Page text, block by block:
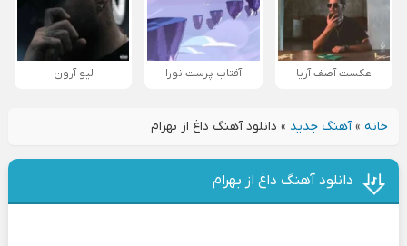
عکست آصف آریا آفتاب پرست نورا لیو آرون
خانه»آهنگ جدید » دانلود آهنگ داغ از بهرام
دانلود آهنگ داغ از بهرام